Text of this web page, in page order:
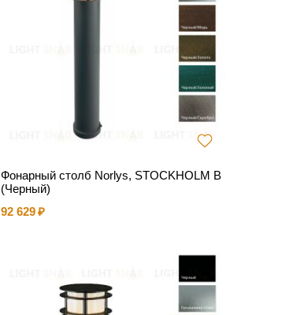
Фонарный столб Norlys, STOCKHOLM B
(Черный)
92 629